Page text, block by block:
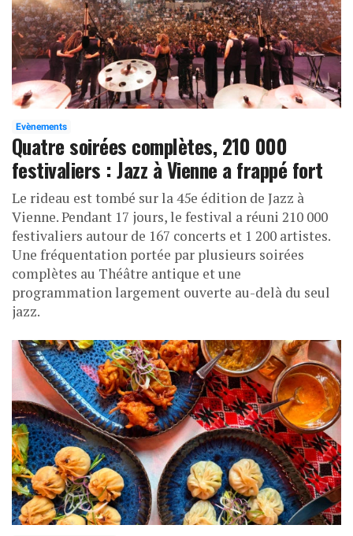
Evènements
Quatre soirées complètes, 210 000
festivaliers : Jazz à Vienne a frappé fort
Le rideau est tombé sur la 45e édition de Jazz à
Vienne. Pendant 17 jours, le festival a réuni 210 000
festivaliers autour de 167 concerts et 1 200 artistes.
Une fréquentation portée par plusieurs soirées
complètes au Théâtre antique et une
programmation largement ouverte au-delà du seul
jazz.